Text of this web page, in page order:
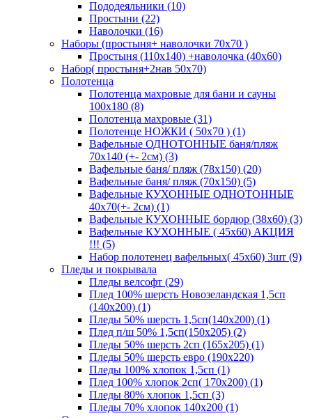
Пододеяльники (10)
Простыни (22)
Наволочки (16)
Наборы (простыня+ наволочки 70х70 )
Простыня (110х140) +наволочка (40х60)
Набор( простыня+2нав 50х70)
Полотенца
Полотенца махровые для бани и сауны
100х180 (8)
Полотенца махровые (31)
Полотенце НОЖКИ ( 50х70 ) (1)
Вафельные ОДНОТОННЫЕ баня/пляж
70х140 (+- 2см) (3)
Вафельные баня/ пляж (78х150) (20)
Вафельные баня/ пляж (70х150) (5)
Вафельные КУХОННЫЕ ОДНОТОННЫЕ
40х70(+- 2см) (1)
Вафельные КУХОННЫЕ бордюр (38х60) (3)
Вафельные КУХОННЫЕ ( 45х60) АКЦИЯ
!!! (5)
Набор полотенец вафельных( 45х60) 3шт (9)
Пледы и покрывала
Пледы велсофт (29)
Плед 100% шерсть Новозеландская 1,5сп
(140х200) (1)
Пледы 50% шерсть 1,5сп(140х200) (1)
Плед п/ш 50% 1,5сп(150х205) (2)
Пледы 50% шерсть 2сп (165х205) (1)
Пледы 50% шерсть евро (190х220)
Пледы 100% хлопок 1,5сп (1)
Плед 100% хлопок 2сп( 170х200) (1)
Пледы 80% хлопок 1,5сп (3)
Пледы 70% хлопок 140х200 (1)